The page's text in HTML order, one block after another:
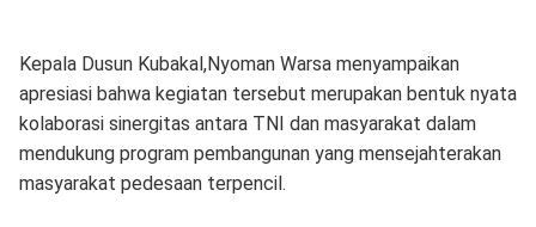
Kepala Dusun Kubakal,Nyoman Warsa menyampaikan
apresiasi bahwa kegiatan tersebut merupakan bentuk nyata
kolaborasi sinergitas antara TNI dan masyarakat dalam
mendukung program pembangunan yang mensejahterakan
masyarakat pedesaan terpencil.